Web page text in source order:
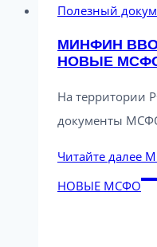
Полезный
МИНФИН
НОВЫЕ
На территории
документы
Читайте далее
НОВЫЕ МСФО